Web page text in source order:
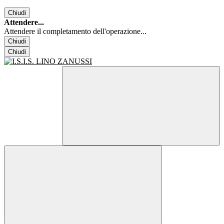
Chiudi
Attendere...
Attendere il completamento dell'operazione...
Chiudi
Chiudi